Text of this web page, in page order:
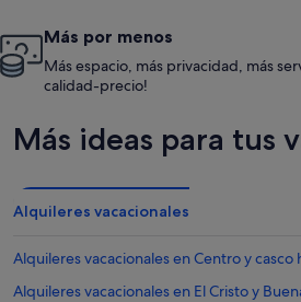
Más por menos
Más espacio, más privacidad, más
calidad-precio!
Más ideas para tus
Alquileres vacacionales
Alquileres vacacionales en Centro y casco
Alquileres vacacionales en El Cristo y